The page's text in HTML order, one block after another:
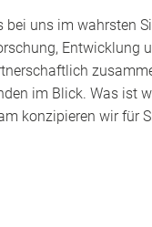
uns im wahrsten
Entwicklung
im Blick. Was ist
konzipieren wir für